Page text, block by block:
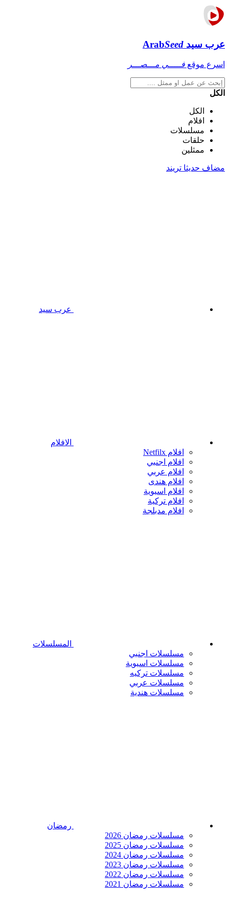
عرب سيد ArabSeed
اسرع موقع فـــــي مـــصـــر
الكل
الكل
افلام
مسلسلات
حلقات
ممثلين
مضاف حديثا تريند
عرب سيد
الافلام
افلام Netfilx
افلام اجنبي
افلام عربي
افلام هندى
افلام اسيوية
افلام تركية
افلام مدبلجة
المسلسلات
مسلسلات اجنبي
مسلسلات اسيوية
مسلسلات تركيه
مسلسلات عربي
مسلسلات هندية
رمضان
مسلسلات رمضان 2026
مسلسلات رمضان 2025
مسلسلات رمضان 2024
مسلسلات رمضان 2023
مسلسلات رمضان 2022
مسلسلات رمضان 2021